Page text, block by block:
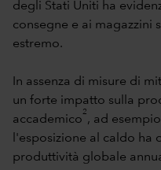
degli Stati Uniti ha
consegne e ai magazzini
estremo.
In assenza di misure di
un forte impatto sulla
accademico
2
, ad
l'esposizione al caldo ha
produttività globale